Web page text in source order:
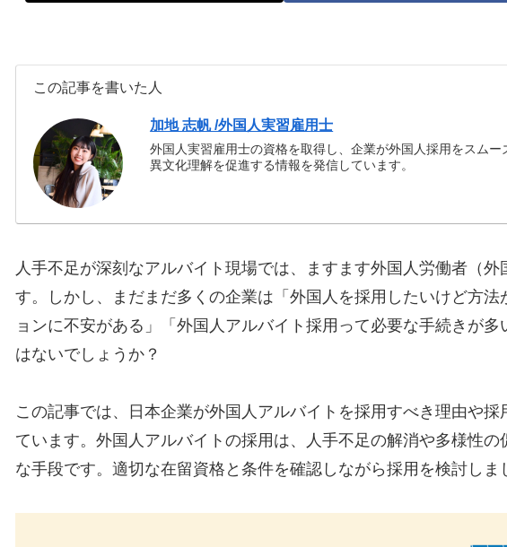
この記事を書いた人
加地 志帆 /外国人実習雇用士
外国人実習雇用士の資格を取得し、企業が外国人採用をスムー
異文化理解を促進する情報を発信しています。
人手不足が深刻なアルバイト現場では、ますます外国人労働者（
す。しかし、まだまだ多くの企業は「外国人を採用したいけど方
ョンに不安がある」「外国人アルバイト採用って必要な手続きが
はないでしょうか？
この記事では、日本企業が外国人アルバイトを採用すべき理由や
ています。外国人アルバイトの採用は、人手不足の解消や多様性
な手段です。適切な在留資格と条件を確認しながら採用を検討しま